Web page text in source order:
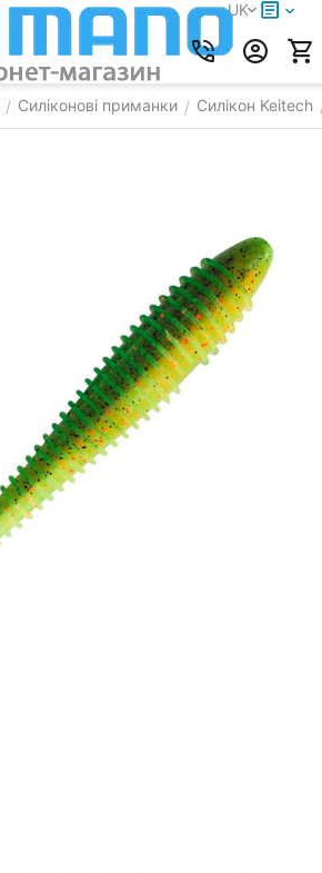
UK
/ Силіконові приманки / Силікон Keitech